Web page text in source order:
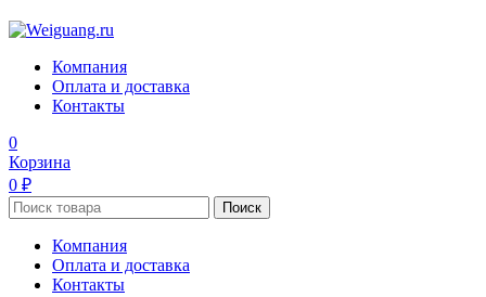
Компания
Оплата и доставка
Контакты
0
Корзина
0 ₽
Поиск
Компания
Оплата и доставка
Контакты